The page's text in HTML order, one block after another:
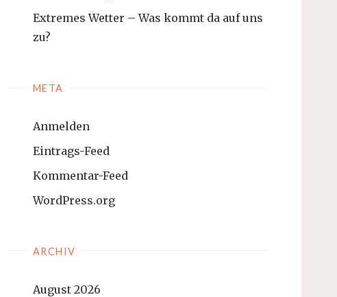
Extremes Wetter – Was kommt da auf uns
zu?
META
Anmelden
Eintrags-Feed
Kommentar-Feed
WordPress.org
ARCHIV
August 2026